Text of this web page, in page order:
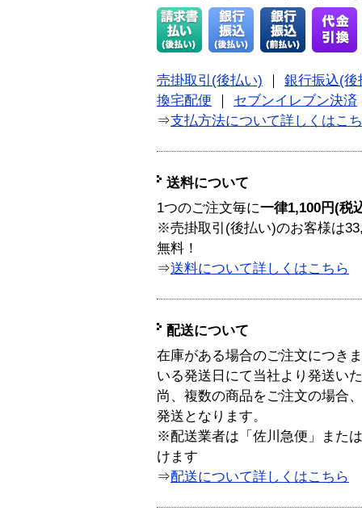
売掛取引(後払い) ｜ 銀行振込(後
換宅配便 ｜ セブンイレブン決済
⇒支払方法について詳しくはこ
送料について
1つのご注文毎に一律1,100円(税
※売掛取引(後払い)のお客様は
無料！
⇒送料について詳しくはこちら
配送について
在庫がある場合のご注文につき
いる発送日にて当社より発送い
尚、複数の商品をご注文の場合
発送となります。
※配送業者は「佐川急便」また
けます
⇒配送について詳しくはこちら